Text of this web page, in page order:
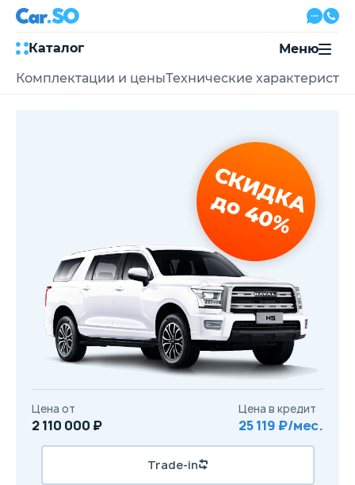
Каталог
8 800 500-03-23
с 08:00 по 20:00, без выходных
Привольная улица, 2, к5
Перезвоните мне
Меню
Комплектации и ценыТехнические
СКИДКА
до 40%
Цена от
2 110 000 ₽
Цена в кредит
25 119 ₽/мес.
Trade-in